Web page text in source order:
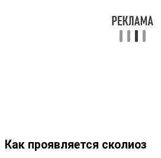
Как проявляется сколиоз